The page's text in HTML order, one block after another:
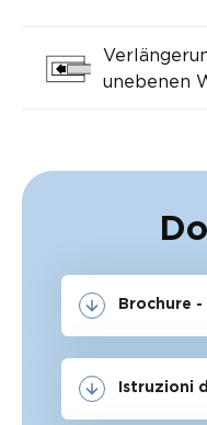
unebenen
Brochure
Istruzioni